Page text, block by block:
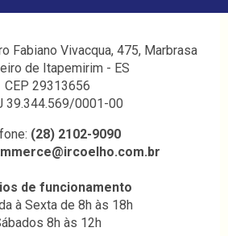
Fabiano Vivacqua, 475, Marbrasa
de Itapemirim - ES
CEP 29313656
39.344.569/0001-00
(28) 2102-9090
de funcionamento
à Sexta de 8h às 18h
8h às 12h